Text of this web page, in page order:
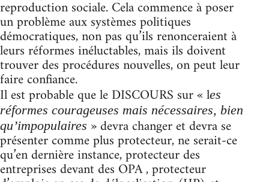
reproduction sociale. Cela commence à poser
un problème aux systèmes politiques
démocratiques, non pas qu’ils renonceraient à
leurs réformes inéluctables, mais ils doivent
trouver des procédures nouvelles, on peut leur
faire confiance.
Il est probable que le DISCOURS sur « les
réformes courageuses mais nécessaires, bien
qu’impopulaires » devra changer et devra se
présenter comme plus protecteur, ne serait-ce
qu’en dernière instance, protecteur des
entreprises devant des OPA , protecteur